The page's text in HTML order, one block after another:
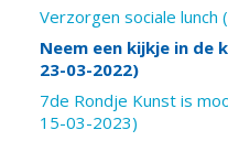
Verzorgen sociale
Neem een kijkje in de
23-03-2022)
7de Rondje Kunst is
15-03-2023)